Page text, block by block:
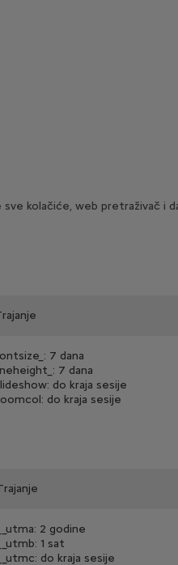
kolačiće, web pretraživač i
7 dana
7 dana
do kraja sesije
do kraja sesije
__utma: 2 godine
__utmb: 1 sat
__utmc: do kraja sesije